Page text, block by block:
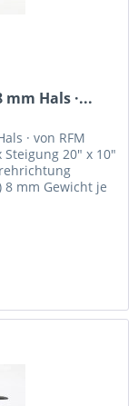
mm Hals ·...
· von RFM
20" x 10"
mm Gewicht je